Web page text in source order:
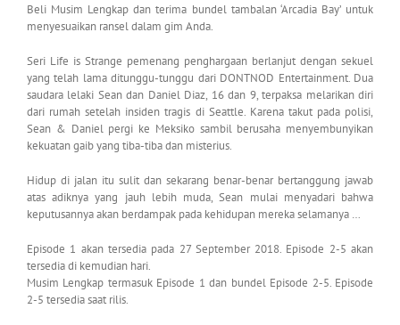
Beli Musim Lengkap dan terima bundel tambalan ‘Arcadia Bay’ untuk
menyesuaikan ransel dalam gim Anda.
Seri Life is Strange pemenang penghargaan berlanjut dengan sekuel
yang telah lama ditunggu-tunggu dari DONTNOD Entertainment. Dua
saudara lelaki Sean dan Daniel Diaz, 16 dan 9, terpaksa melarikan diri
dari rumah setelah insiden tragis di Seattle. Karena takut pada polisi,
Sean & Daniel pergi ke Meksiko sambil berusaha menyembunyikan
kekuatan gaib yang tiba-tiba dan misterius.
Hidup di jalan itu sulit dan sekarang benar-benar bertanggung jawab
atas adiknya yang jauh lebih muda, Sean mulai menyadari bahwa
keputusannya akan berdampak pada kehidupan mereka selamanya …
Episode 1 akan tersedia pada 27 September 2018. Episode 2-5 akan
tersedia di kemudian hari.
Musim Lengkap termasuk Episode 1 dan bundel Episode 2-5. Episode
2-5 tersedia saat rilis.